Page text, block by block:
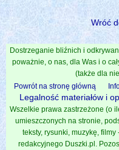
Wróć
Dostrzeganie bliźnich i
poważnie, o nas, dla Was i o
(także dla
Powrót na stronę główną
Legalność materiałów i
Wszelkie prawa zastrzeżone (o
umieszczonych na stronie,
teksty, rysunki, muzykę, filmy
redakcyjnego Duszki.pl.